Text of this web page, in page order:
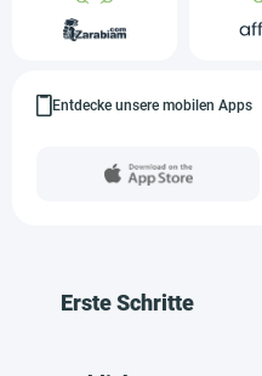
Entdecke unsere mobilen Apps
Erste Schritte